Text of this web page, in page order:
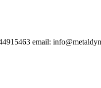
email:
| Κομοτηνή |